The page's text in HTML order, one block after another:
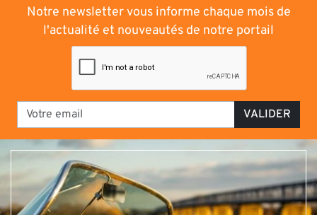
Notre newsletter vous informe chaque mois de
l'actualité et nouveautés de notre portail
VALIDER